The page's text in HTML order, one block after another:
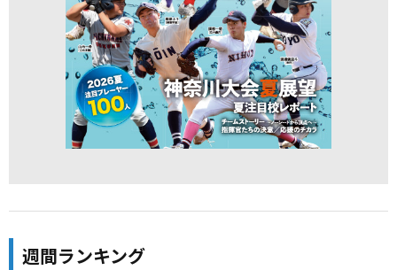
週間ランキング